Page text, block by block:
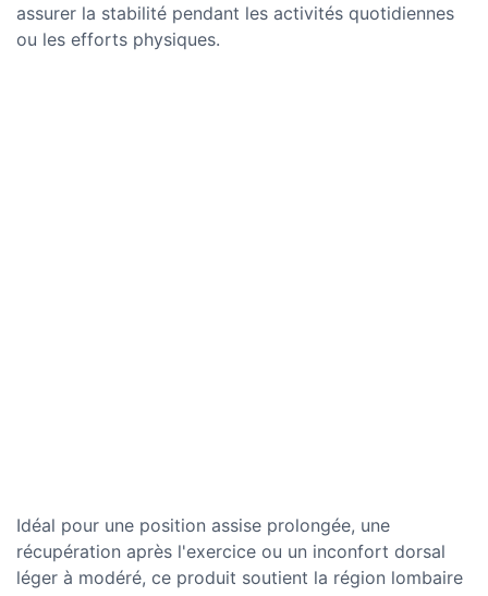
assurer la stabilité pendant les activités quotidiennes
ou les efforts physiques.
Idéal pour une position assise prolongée, une
récupération après l'exercice ou un inconfort dorsal
léger à modéré, ce produit soutient la région lombaire